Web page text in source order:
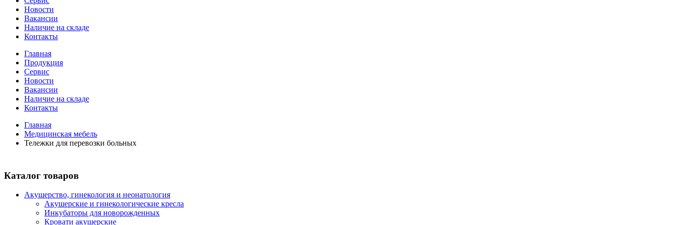
Новости
Вакансии
Наличие на складе
Контакты
Главная
Продукция
Сервис
Новости
Вакансии
Наличие на складе
Контакты
Главная
Медицинская мебель
Тележки для перевозки больных
Каталог товаров
Акушерство, гинекология и неонатология
Акушерские и гинекологические креслa
Инкубаторы для новорожденных
Кровати акушерские